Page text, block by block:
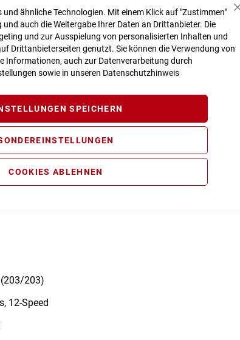
und ähnliche Technologien. Mit einem Klick auf "Zustimmen"
auch die Weitergabe Ihrer Daten an Drittanbieter. Die
und zur Ausspielung von personalisierten Inhalten und
Drittanbieterseiten genutzt. Sie können die Verwendung von
Informationen, auch zur Datenverarbeitung durch
sowie in unseren Datenschutzhinweis
SPEICHERN
COOKIES ABLEHNEN
Geometry, 1.5 Headtube, Boost 148, Fully
Points
RAIL Damper, Tapered, 15x110mm, E-Bike
4 (85Nm) Cruise (250Watt), Smart System
(203/203)
12-Speed